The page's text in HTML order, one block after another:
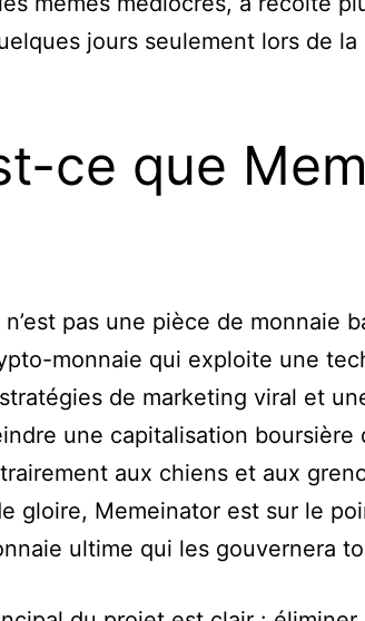
jours seulement lors de la
ce que
pas une pièce de monnaie
monnaie qui exploite une
de marketing viral et
une capitalisation boursière
aux chiens et aux
gloire, Memeinator est sur le
ultime qui les gouvernera